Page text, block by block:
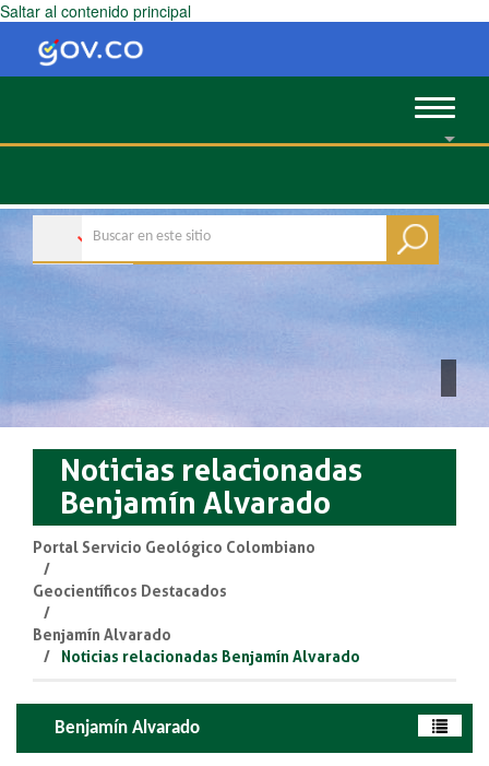
Saltar al contenido principal
Toggle
Noticias relacionadas
Benjamín Alvarado
Portal Servicio Geológico Colombiano
Geocientíficos Destacados
Benjamín Alvarado
Noticias relacionadas Benjamín Alvarado
Benjamín Alvarado